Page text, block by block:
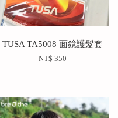
TUSA TA5008 面鏡護髮套
NT$ 350